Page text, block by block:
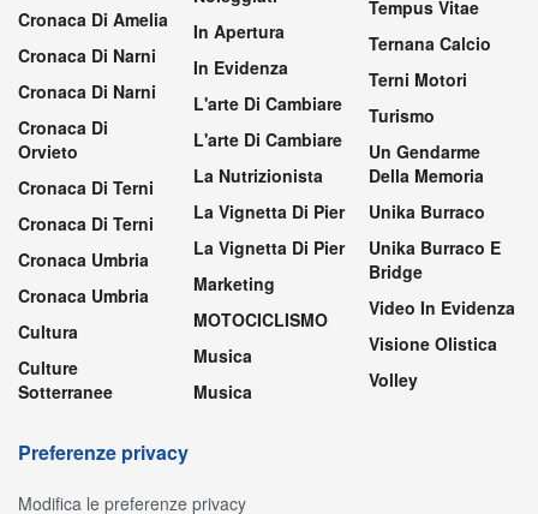
Cronaca Di Amelia
Cronaca Di Narni
Cronaca Di Narni
Cronaca Di
Orvieto
Cronaca Di Terni
Cronaca Di Terni
Cronaca Umbria
Cronaca Umbria
Cultura
Culture
Sotterranee
In Apertura
In Evidenza
L'arte Di Cambiare
L'arte Di Cambiare
La Nutrizionista
La Vignetta Di Pier
La Vignetta Di Pier
Marketing
MOTOCICLISMO
Musica
Musica
Tempus Vitae
Ternana Calcio
Terni Motori
Turismo
Un Gendarme
Della Memoria
Unika Burraco
Unika Burraco E
Bridge
Video In Evidenza
Visione Olistica
Volley
Preferenze privacy
Modifica le preferenze privacy